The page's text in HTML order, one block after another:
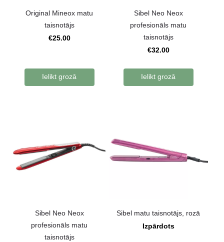
Original Mineox matu
taisnotājs
€25.00
Ielikt grozā
Sibel Neo Neox
profesionāls matu
taisnotājs
€32.00
Ielikt grozā
Sibel Neo Neox
profesionāls matu
taisnotājs
Sibel matu taisnotājs, rozā
Izpārdots